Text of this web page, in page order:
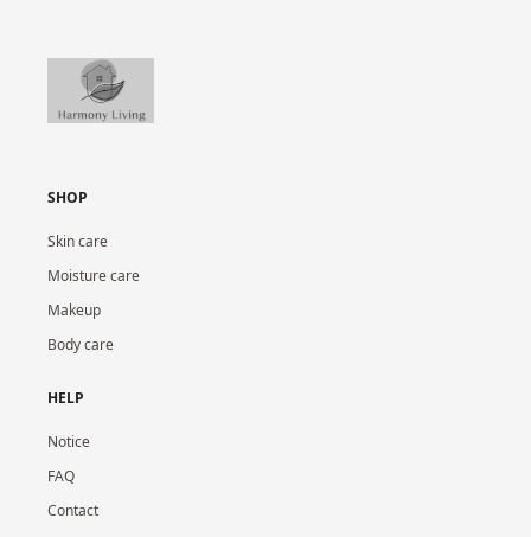
SHOP
Skin care
Moisture care
Makeup
Body care
HELP
Notice
FAQ
Contact